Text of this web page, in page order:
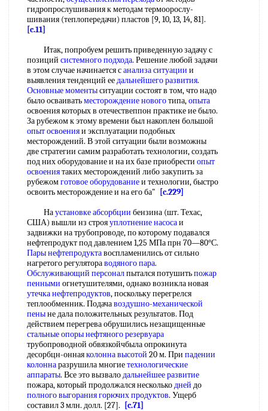
гидропрослушивания к методам термоорослу-
шивания (теплопередачи) пластов [9, 10, 13, 14, 81].
[c.11]
Итак, попробуем решить приведенную задачу с
позиций системного подхода. Решение любой задачи
в этом случае начинается санализа ситуации и
выявления тенденций еедальнейшего развития.
Основные моментыситуации состоят в том, что надо
было осваиватьместорождение новоготипа,опыта
освоения которых в отечествеппон практике ие было.
За рубежом к этому времени был накоплен большой
опыт освоенияи эксплуатации подобных
месторождений. В этой ситуации были возможны
две стратегии самим разработать технологии, создать
под них оборудование и на их базе приобрести опыт
освоениятаких месторождений либо закупить за
рубежомготовое оборудованиеи технологии, быстро
освоить месторождение и на его ба"
[c.229]
Наустановке абсорбции бензина (шт. Техас,
США) вышли нз строяуплотнение насосаи
задвижки на трубопроводе, по которому подавался
нефтепродукт под давлением 1,25 МПа прн 70—80°С.
Пары нефтепродуктавоспламенились от сильно
нагретого регулятораводяного пара.
Обслуживающий персоналпытался потушитьпожар
пенными огнетушителями, однако возникла новая
утечка нефтепродуктов, поскольку перегрелся
теплообменник. Подачавоздушно-механической
пеныне дала положительных результатов. Под
действием перегрева обрушились незащищенные
стальные опорынефтяного резервуара
трубопроводной обвязкойчбыла опрокинута
десорбцн-оннаяколонна высотой 20 м. При падении
колоннаразрушила многиетехнологические
аппараты. Все это вызвалодальнейшее развитие
пожара, который продолжался несколькодней до
полного выгораниягорючих продуктов. Ущерб
составил 3 млн. долл. [27].
[c.71]